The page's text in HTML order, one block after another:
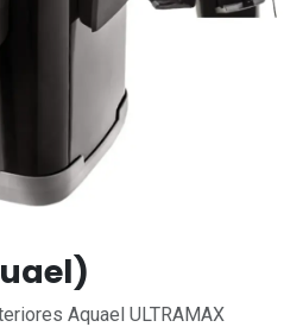
Aquael ULTRAMAX